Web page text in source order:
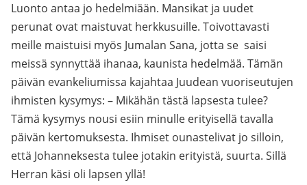
Luonto antaa jo hedelmiään. Mansikat ja uudet
perunat ovat maistuvat herkkusuille. Toivottavasti
meille maistuisi myös Jumalan Sana, jotta se saisi
meissä synnyttää ihanaa, kaunista hedelmää. Tämän
päivän evankeliumissa kajahtaa Juudean vuoriseutujen
ihmisten kysymys: – Mikähän tästä lapsesta tulee?
Tämä kysymys nousi esiin minulle erityisellä tavalla
päivän kertomuksesta. Ihmiset ounastelivat jo silloin,
että Johanneksesta tulee jotakin erityistä, suurta. Sillä
Herran käsi oli lapsen yllä!